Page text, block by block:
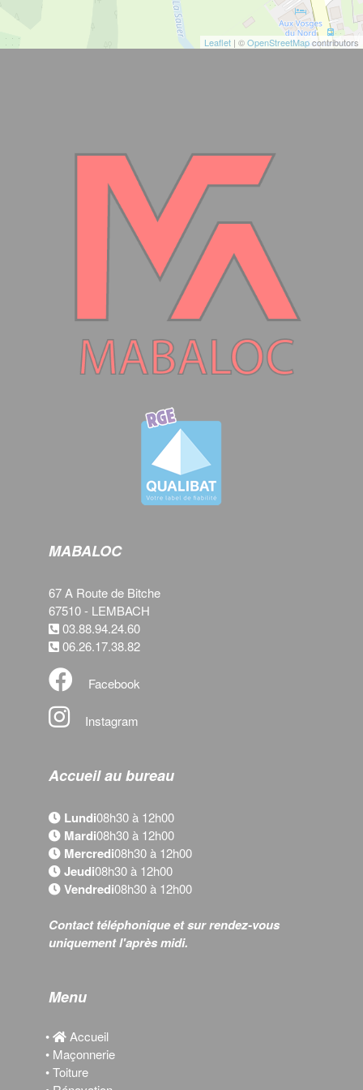
Leaflet | ©OpenStreetMapcontributors
MABALOC
67 A Route de Bitche
67510 - LEMBACH
03.88.94.24.60
06.26.17.38.82
Facebook
Instagram
Accueil au bureau
Lundi08h30 à 12h00
Mardi08h30 à 12h00
Mercredi08h30 à 12h00
Jeudi08h30 à 12h00
Vendredi08h30 à 12h00
Contact téléphonique et sur rendez-vous
uniquement l'après midi.
Menu
•
Accueil
• Maçonnerie
• Toiture